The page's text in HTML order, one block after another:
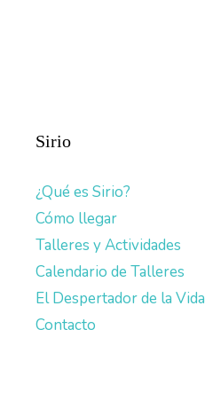
Sirio
¿Qué es Sirio?
Cómo llegar
Talleres y Actividades
Calendario de Talleres
El Despertador de la Vida
Contacto